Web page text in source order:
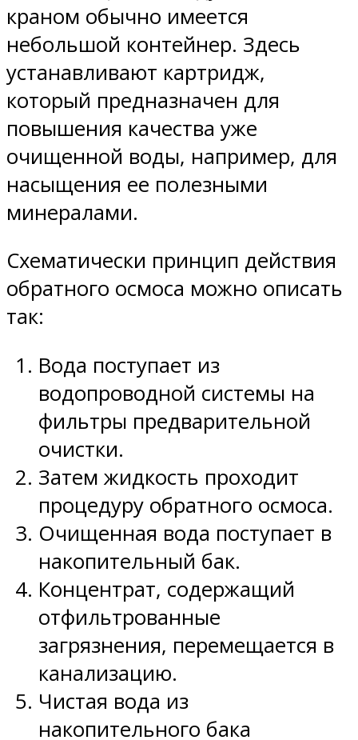
краном обычно имеется
небольшой контейнер. Здесь
устанавливают картридж,
который предназначен для
повышения качества уже
очищенной воды, например, для
насыщения ее полезными
минералами.
Схематически принцип действия
обратного осмоса можно описать
так:
Вода поступает из
водопроводной системы на
фильтры предварительной
очистки.
Затем жидкость проходит
процедуру обратного осмоса.
Очищенная вода поступает в
накопительный бак.
Концентрат, содержащий
отфильтрованные
загрязнения, перемещается в
канализацию.
Чистая вода из
накопительного бака